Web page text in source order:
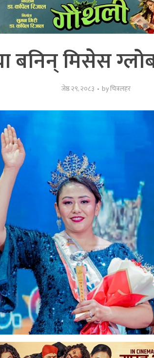
बनिन् मिसेस
जेष्ठ २९, २०८३ byचित्रलहर